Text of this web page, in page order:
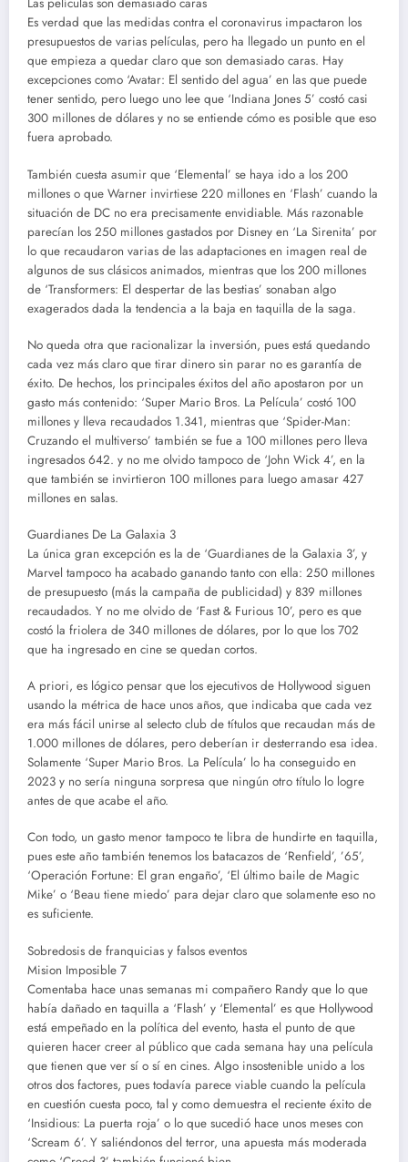
Las películas son demasiado caras
Es verdad que las medidas contra el coronavirus impactaron los
presupuestos de varias películas, pero ha llegado un punto en el
que empieza a quedar claro que son demasiado caras. Hay
excepciones como ‘Avatar: El sentido del agua’ en las que puede
tener sentido, pero luego uno lee que ‘Indiana Jones 5’ costó casi
300 millones de dólares y no se entiende cómo es posible que eso
fuera aprobado.
También cuesta asumir que ‘Elemental’ se haya ido a los 200
millones o que Warner invirtiese 220 millones en ‘Flash’ cuando la
situación de DC no era precisamente envidiable. Más razonable
parecían los 250 millones gastados por Disney en ‘La Sirenita’ por
lo que recaudaron varias de las adaptaciones en imagen real de
algunos de sus clásicos animados, mientras que los 200 millones
de ‘Transformers: El despertar de las bestias’ sonaban algo
exagerados dada la tendencia a la baja en taquilla de la saga.
No queda otra que racionalizar la inversión, pues está quedando
cada vez más claro que tirar dinero sin parar no es garantía de
éxito. De hechos, los principales éxitos del año apostaron por un
gasto más contenido: ‘Super Mario Bros. La Película’ costó 100
millones y lleva recaudados 1.341, mientras que ‘Spider-Man:
Cruzando el multiverso’ también se fue a 100 millones pero lleva
ingresados 642. y no me olvido tampoco de ‘John Wick 4’, en la
que también se invirtieron 100 millones para luego amasar 427
millones en salas.
Guardianes De La Galaxia 3
La única gran excepción es la de ‘Guardianes de la Galaxia 3’, y
Marvel tampoco ha acabado ganando tanto con ella: 250 millones
de presupuesto (más la campaña de publicidad) y 839 millones
recaudados. Y no me olvido de ‘Fast & Furious 10’, pero es que
costó la friolera de 340 millones de dólares, por lo que los 702
que ha ingresado en cine se quedan cortos.
A priori, es lógico pensar que los ejecutivos de Hollywood siguen
usando la métrica de hace unos años, que indicaba que cada vez
era más fácil unirse al selecto club de títulos que recaudan más de
1.000 millones de dólares, pero deberían ir desterrando esa idea.
Solamente ‘Super Mario Bros. La Película’ lo ha conseguido en
2023 y no sería ninguna sorpresa que ningún otro título lo logre
antes de que acabe el año.
Con todo, un gasto menor tampoco te libra de hundirte en taquilla,
pues este año también tenemos los batacazos de ‘Renfield’, ’65’,
‘Operación Fortune: El gran engaño’, ‘El último baile de Magic
Mike’ o ‘Beau tiene miedo’ para dejar claro que solamente eso no
es suficiente.
Sobredosis de franquicias y falsos eventos
Mision Imposible 7
Comentaba hace unas semanas mi compañero Randy que lo que
había dañado en taquilla a ‘Flash’ y ‘Elemental’ es que Hollywood
está empeñado en la política del evento, hasta el punto de que
quieren hacer creer al público que cada semana hay una película
que tienen que ver sí o sí en cines. Algo insostenible unido a los
otros dos factores, pues todavía parece viable cuando la película
en cuestión cuesta poco, tal y como demuestra el reciente éxito de
‘Insidious: La puerta roja’ o lo que sucedió hace unos meses con
‘Scream 6’. Y saliéndonos del terror, una apuesta más moderada